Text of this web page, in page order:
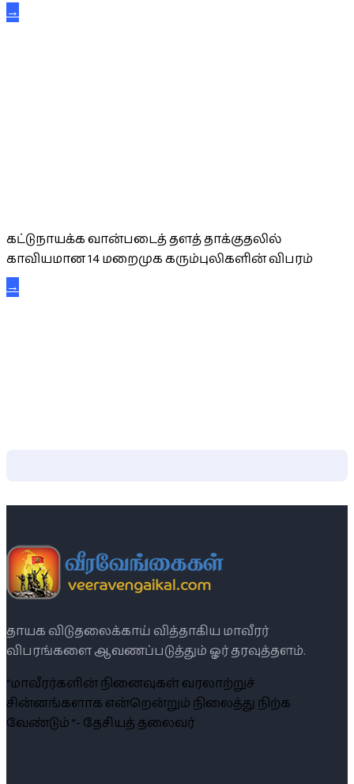
→
கட்டுநாயக்க வான்படைத் தளத் தாக்குதலில்
காவியமான 14 மறைமுக கரும்புலிகளின் விபரம்
→
தாயக விடுதலைக்காய் வித்தாகிய மாவீரர்
விபரங்களை ஆவணப்படுத்தும் ஓர் தரவுத்தளம்.
“மாவீரர்களின் நினைவுகள் வரலாற்றுச்
சின்னங்களாக என்றென்றும் நிலைத்து நிற்க
வேண்டும் ”- தேசியத் தலைவர்